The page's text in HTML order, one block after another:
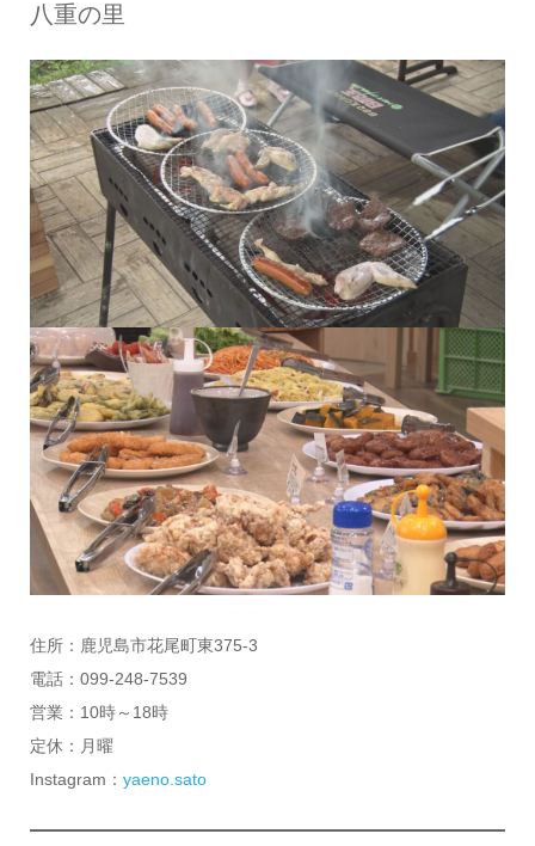
八重の里
住所：鹿児島市花尾町東375-3
電話：099-248-7539
営業：10時～18時
定休：月曜
Instagram： yaeno.sato